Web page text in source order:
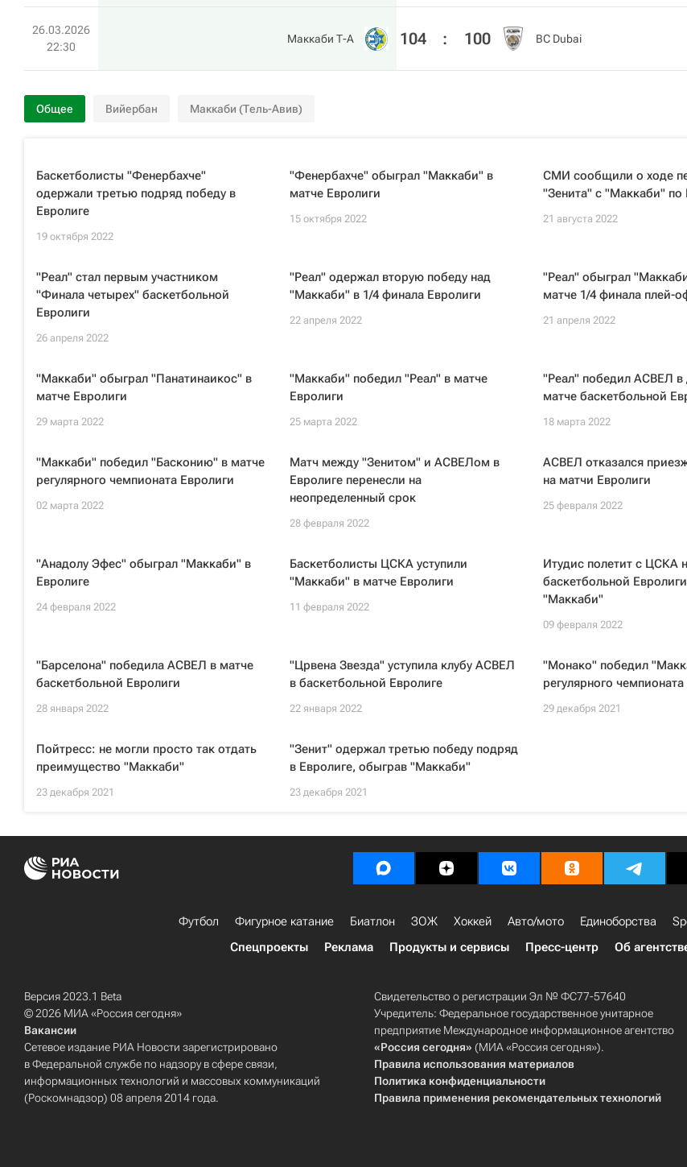
26.03.2026
22:30
Маккаби Т-А 104 : 100 BC Dubai
Общее Вийербан Маккаби (Тель-Авив)
Баскетболисты "Фенербахче"
одержали третью подряд победу в
Евролиге
19 октября 2022
"Фенербахче" обыграл "Маккаби" в
матче Евролиги
15 октября 2022
СМИ сообщили о ходе
"Зенита" с "Маккаби" по
21 августа 2022
"Реал" стал первым участником
"Финала четырех" баскетбольной
Евролиги
26 апреля 2022
"Реал" одержал вторую победу над
"Маккаби" в 1/4 финала Евролиги
22 апреля 2022
"Реал" обыграл
матче 1/4 финала плей-
21 апреля 2022
"Маккаби" обыграл "Панатинаикос" в
матче Евролиги
29 марта 2022
"Маккаби" победил "Реал" в матче
Евролиги
25 марта 2022
"Реал" победил АСВЕЛ
матче баскетбольной
18 марта 2022
"Маккаби" победил "Басконию" в матче
регулярного чемпионата Евролиги
02 марта 2022
Матч между "Зенитом" и АСВЕЛом в
Евролиге перенесли на
неопределенный срок
28 февраля 2022
АСВЕЛ отказался
на матчи Евролиги
25 февраля 2022
"Анадолу Эфес" обыграл "Маккаби" в
Евролиге
24 февраля 2022
Баскетболисты ЦСКА уступили
"Маккаби" в матче Евролиги
11 февраля 2022
Итудис полетит с ЦСКА
баскетбольной
"Маккаби"
09 февраля 2022
"Барселона" победила АСВЕЛ в матче
баскетбольной Евролиги
28 января 2022
"Црвена Звезда" уступила клубу АСВЕЛ
в баскетбольной Евролиге
22 января 2022
"Монако" победил
регулярного
29 декабря 2021
Пойтресс: не могли просто так отдать
преимущество "Маккаби"
23 декабря 2021
"Зенит" одержал третью победу подряд
в Евролиге, обыграв "Маккаби"
23 декабря 2021
Футбол Фигурное катание Биатлон ЗОЖ Хоккей Авто/мото Единоборства
Спецпроекты
Реклама Продукты и сервисы Пресс-центр Об
Версия 2023.1 Beta
© 2026 МИА «Россия сегодня»
Вакансии
Сетевое издание РИА Новости зарегистрировано
в Федеральной службе по надзору в сфере связи,
информационных технологий и массовых коммуникаций
(Роскомнадзор) 08 апреля 2014 года.
Свидетельство о регистрации Эл № ФС77-57640
Учредитель: Федеральное государственное унитарное
предприятие Международное информационное агентство
«Россия сегодня» (МИА «Россия сегодня»).
Правила использования материалов
Политика конфиденциальности
Правила применения рекомендательных технологий